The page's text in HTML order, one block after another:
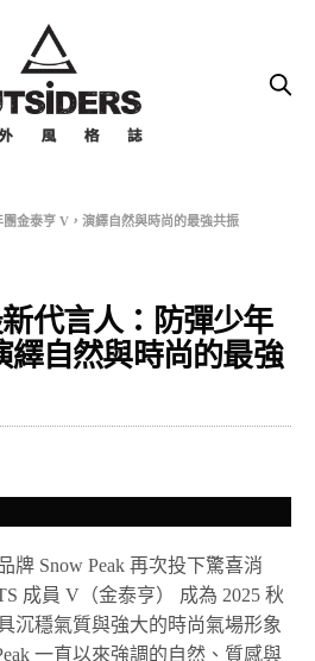
金泰亨 V，演繹自然與時尚的最強共振
代言人：防彈少年
繹自然與時尚的最強
牌 Snow Peak 再次投下驚喜消
成員 V（金泰亨） 成為 2025 秋
沉穩氣質與強大的時尚氣場形象
一直以來強調的自然、質感與